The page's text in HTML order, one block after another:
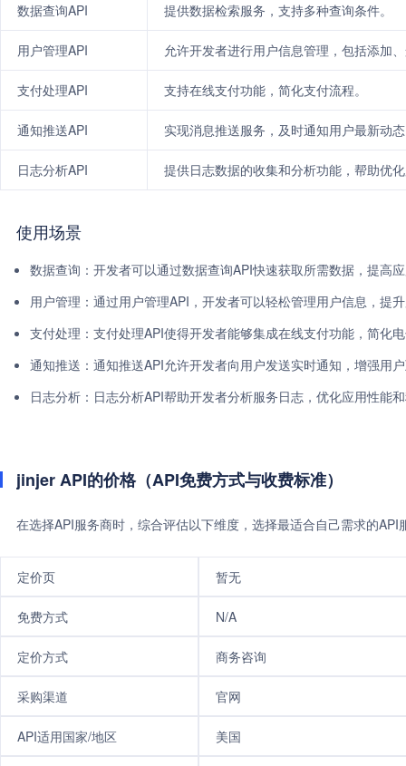
数据查询API 提供数据检索服务，支持多种查询条件。
用户管理API 允许开发者进行用户信息管理，包括添加
支付处理API 支持在线支付功能，简化支付流程。
通知推送API 实现消息推送服务，及时通知用户最新动
日志分析API 提供日志数据的收集和分析功能，帮助优
使用场景
数据查询：开发者可以通过数据查询API快速获取所需数据，提高
用户管理：通过用户管理API，开发者可以轻松管理用户信息，提
支付处理：支付处理API使得开发者能够集成在线支付功能，简化
通知推送：通知推送API允许开发者向用户发送实时通知，增强用
日志分析：日志分析API帮助开发者分析服务日志，优化应用性能
jinjer API的价格（API免费方式与收费标准）
在选择API服务商时，综合评估以下维度，选择最适合自己需求的
定价页 暂无
免费方式 N/A
定价方式 商务咨询
采购渠道 官网
API适用国家/地区 美国